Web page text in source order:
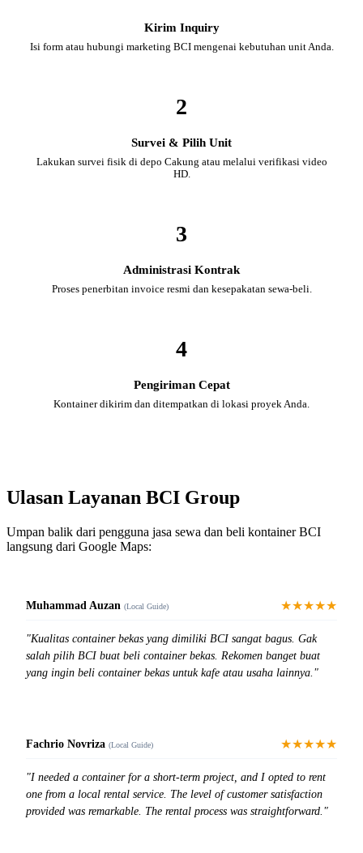
Kirim Inquiry
Isi form atau hubungi marketing BCI mengenai kebutuhan unit Anda.
2
Survei & Pilih Unit
Lakukan survei fisik di depo Cakung atau melalui verifikasi video
HD.
3
Administrasi Kontrak
Proses penerbitan invoice resmi dan kesepakatan sewa-beli.
4
Pengiriman Cepat
Kontainer dikirim dan ditempatkan di lokasi proyek Anda.
Ulasan Layanan BCI Group
Umpan balik dari pengguna jasa sewa dan beli kontainer BCI
langsung dari Google Maps:
Muhammad Auzan (Local Guide) ★★★★★
"Kualitas container bekas yang dimiliki BCI sangat bagus. Gak
salah pilih BCI buat beli container bekas. Rekomen banget buat
yang ingin beli container bekas untuk kafe atau usaha lainnya."
Fachrio Novriza (Local Guide) ★★★★★
"I needed a container for a short-term project, and I opted to rent
one from a local rental service. The level of customer satisfaction
provided was remarkable. The rental process was straightforward."